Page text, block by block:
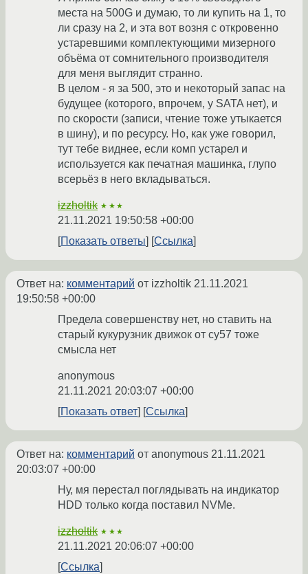
места на 500G и думаю, то ли купить на 1, то
ли сразу на 2, и эта вот возня с откровенно
устаревшими комплектующими мизерного
объёма от сомнительного производителя
для меня выглядит странно.
В целом - я за 500, это и некоторый запас на
будущее (которого, впрочем, у SATA нет), и
по скорости (записи, чтение тоже утыкается
в шину), и по ресурсу. Но, как уже говорил,
тут тебе виднее, если комп устарел и
используется как печатная машинка, глупо
всерьёз в него вкладываться.
izzholtik ★★★
21.11.2021 19:50:58 +00:00
Показать ответы
Ссылка
Ответ на: комментарий от izzholtik 21.11.2021
19:50:58 +00:00
Предела совершенству нет, но ставить на
старый кукурузник движок от су57 тоже
смысла нет
anonymous
21.11.2021 20:03:07 +00:00
Показать ответ
Ссылка
Ответ на: комментарий от anonymous 21.11.2021
20:03:07 +00:00
Ну, мя перестал поглядывать на индикатор
HDD только когда поставил NVMe.
izzholtik ★★★
21.11.2021 20:06:07 +00:00
Ссылка